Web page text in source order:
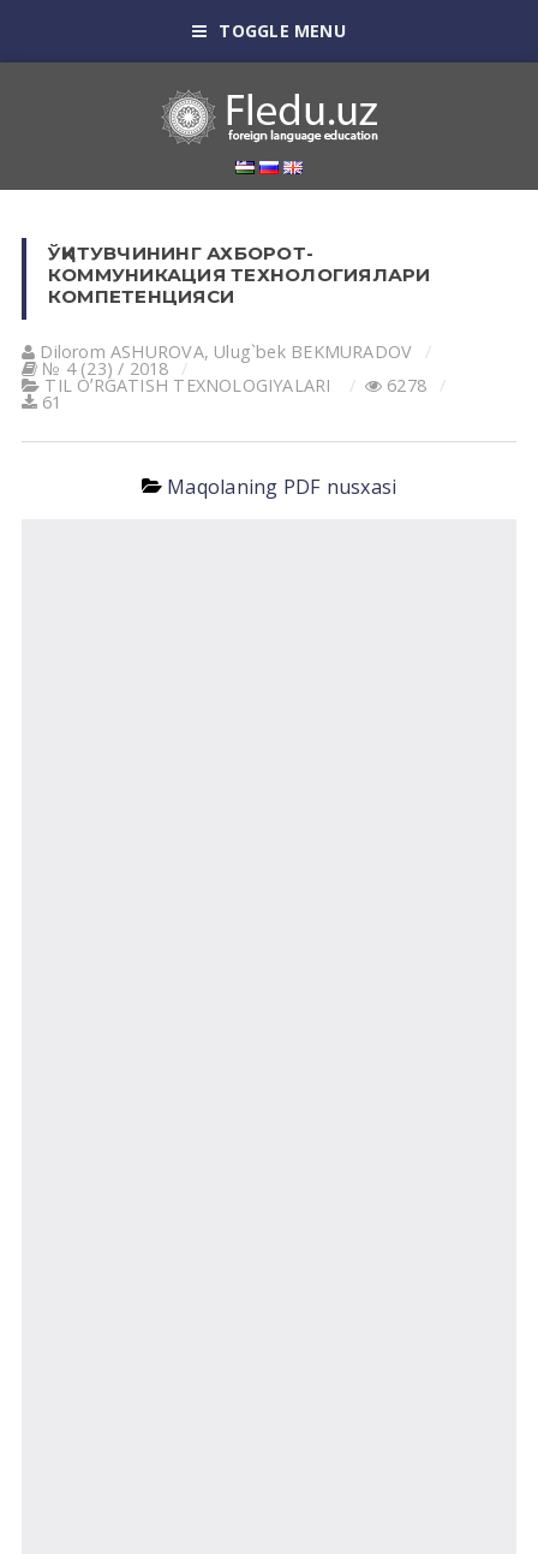
TOGGLE MENU
ЎҚИТУВЧИНИНГ АХБОРОТ-
КОММУНИКАЦИЯ ТЕХНОЛОГИЯЛАРИ
КОМПEТЕНЦИЯСИ
Dilorom АSHUROVА, Ulug`bek BEKMURАDOV
№ 4 (23) / 2018
TIL OʼRGАTISH TEXNOLOGIYALАRI 6278
61
Maqolaning PDF nusxasi